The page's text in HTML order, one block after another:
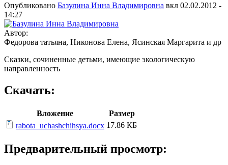
Опубликовано Базулина Инна Владимировна вкл 02.02.2012 -
14:27
Автор:
Федорова татьяна, Никонова Елена, Ясинская Маргарита и др
Сказки, сочиненные детьми, имеющие экологическую
направленность
Скачать:
Вложение
Размер
rabota_uchashchihsya.docx 17.86 КБ
Предварительный просмотр: